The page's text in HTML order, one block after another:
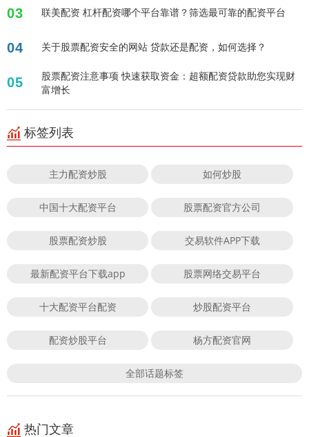
03 联美配资 杠杆配资哪个平台靠谱？筛选最可靠的配资平台
04 关于股票配资安全的网站 贷款还是配资，如何选择？
05
股票配资注意事项 快速获取资金：超额配资贷款助您实现财
富增长
标签列表
主力配资炒股 如何炒股
中国十大配资平台 股票配资官方公司
股票配资炒股 交易软件APP下载
最新配资平台下载app 股票网络交易平台
十大配资平台配资 炒股配资平台
配资炒股平台 杨方配资官网
全部话题标签
热门文章